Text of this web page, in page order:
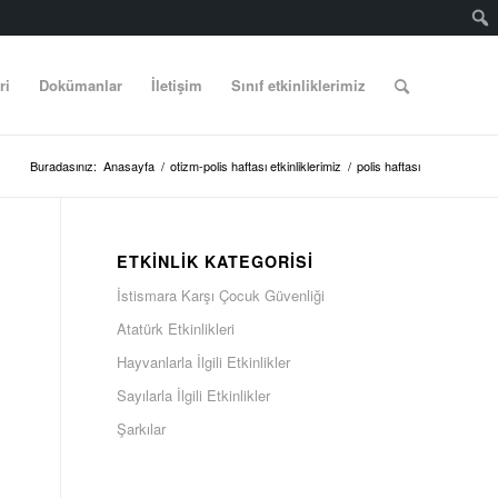
Dokümanlar İletişim Sınıf etkinliklerimiz
Buradasınız: Anasayfa / otizm-polis haftası etkinliklerimiz / polis haftası
ETKINLIK KATEGORISI
İstismara Karşı Çocuk Güvenliği
Atatürk Etkinlikleri
Hayvanlarla İlgili Etkinlikler
Sayılarla İlgili Etkinlikler
Şarkılar